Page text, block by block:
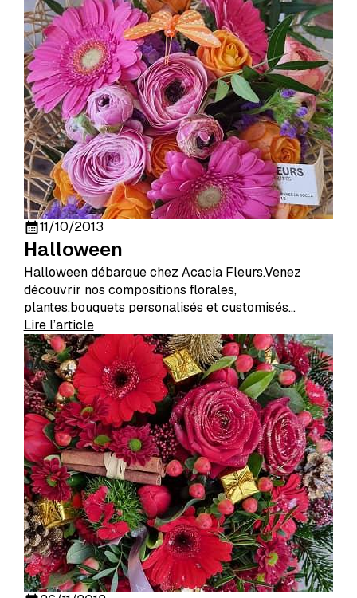
calendar_month11/10/2013
Halloween
Halloween débarque chez Acacia Fleurs.Venez
découvrir nos compositions florales,
plantes,bouquets personalisés et customisés
spécialement pour cette occasion.Comme le veut la
tradition nous vous ...
Lire l’article